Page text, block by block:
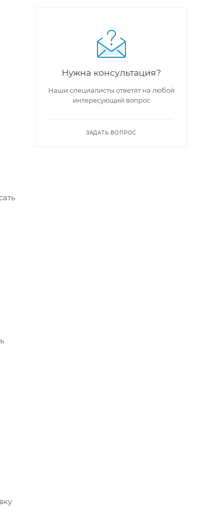
Нужна консультация?
Наши специалисты ответят на любой
интересующий вопрос
ЗАДАТЬ ВОПРОС